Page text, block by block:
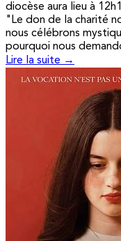
diocèse aura lieu à
"Le don de la charité
nous célébrons
pourquoi nous
Lire la suite →